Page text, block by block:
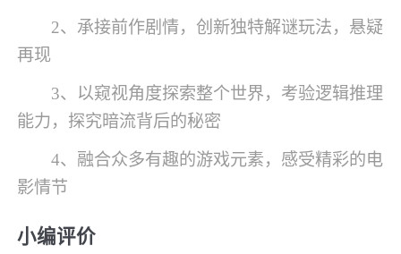
2、承接前作剧情，创新独特解谜玩法，悬疑
再现
3、以窥视角度探索整个世界，考验逻辑推理
能力，探究暗流背后的秘密
4、融合众多有趣的游戏元素，感受精彩的电
影情节
小编评价